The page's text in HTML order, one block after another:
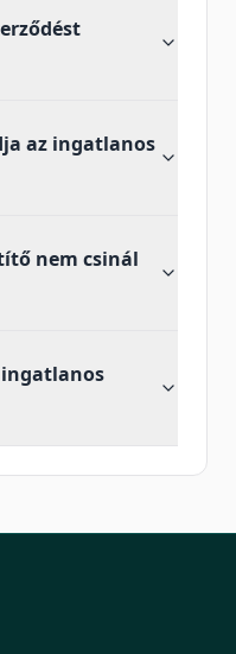
az ingatlanos
nem csinál